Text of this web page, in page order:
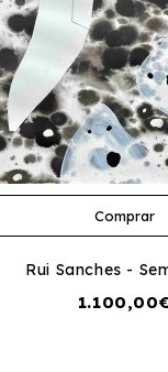
Comprar
Rui Sanches -
1.100,00€